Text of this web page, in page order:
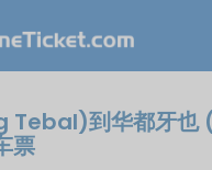
Tebal)到华都牙也
票